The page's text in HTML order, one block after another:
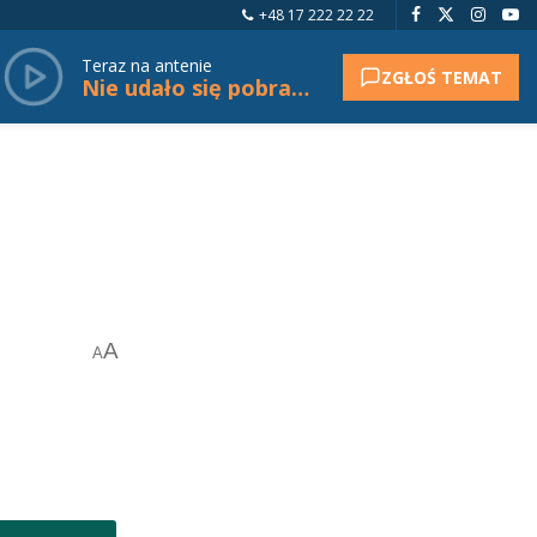
+48 17 222 22 22
Teraz na antenie
Nie udało się pobrać tytułu. ZGŁOŚ TEMAT
AA